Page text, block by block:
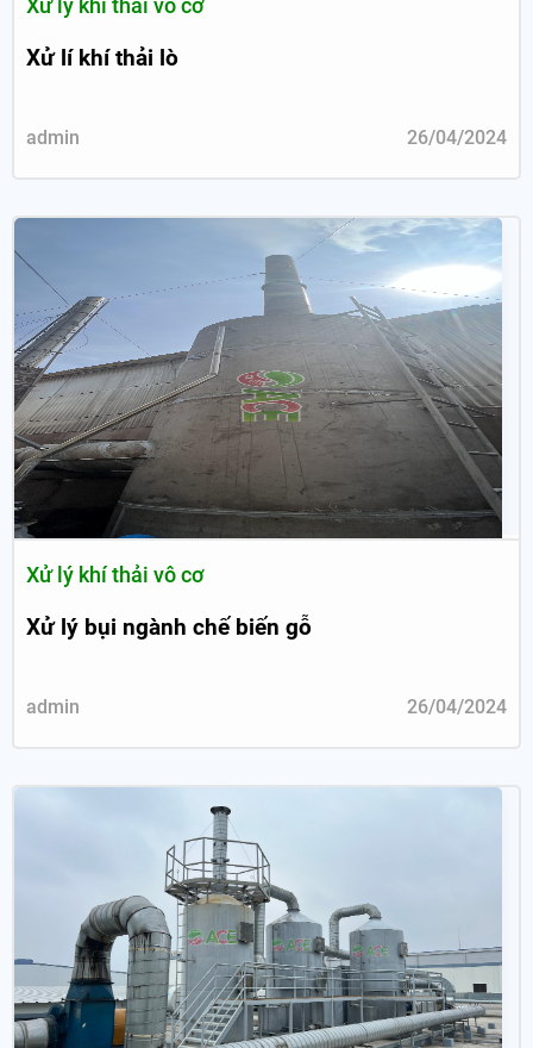
Xử lý khí thải vô cơ
Xử lí khí thải lò
admin 26/04/2024
Xử lý khí thải vô cơ
Xử lý bụi ngành chế biến gỗ
admin 26/04/2024